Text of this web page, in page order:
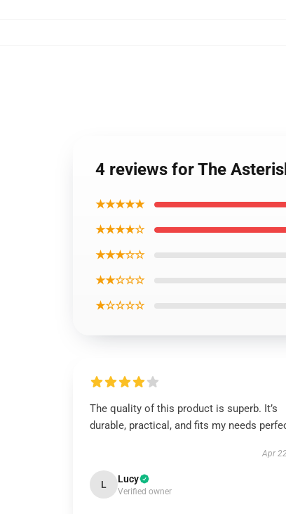
4 reviews for The
★★★★★
★★★★☆
★★★☆☆
★★☆☆☆
★☆☆☆☆
The quality of this product is superb. It’s
durable, practical, and fits my needs
Apr
L Lucy
Verified owner